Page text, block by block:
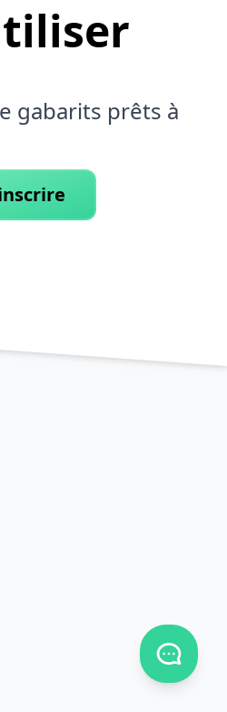
gabarits prêts à